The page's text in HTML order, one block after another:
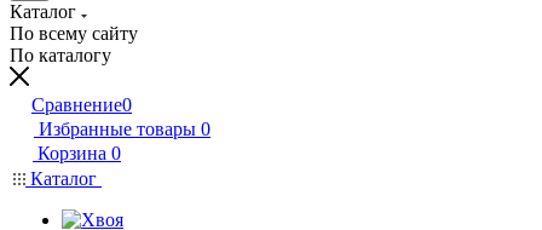
Каталог
По всему сайту
По каталогу
Сравнение0
Избранные товары 0
Корзина 0
Каталог